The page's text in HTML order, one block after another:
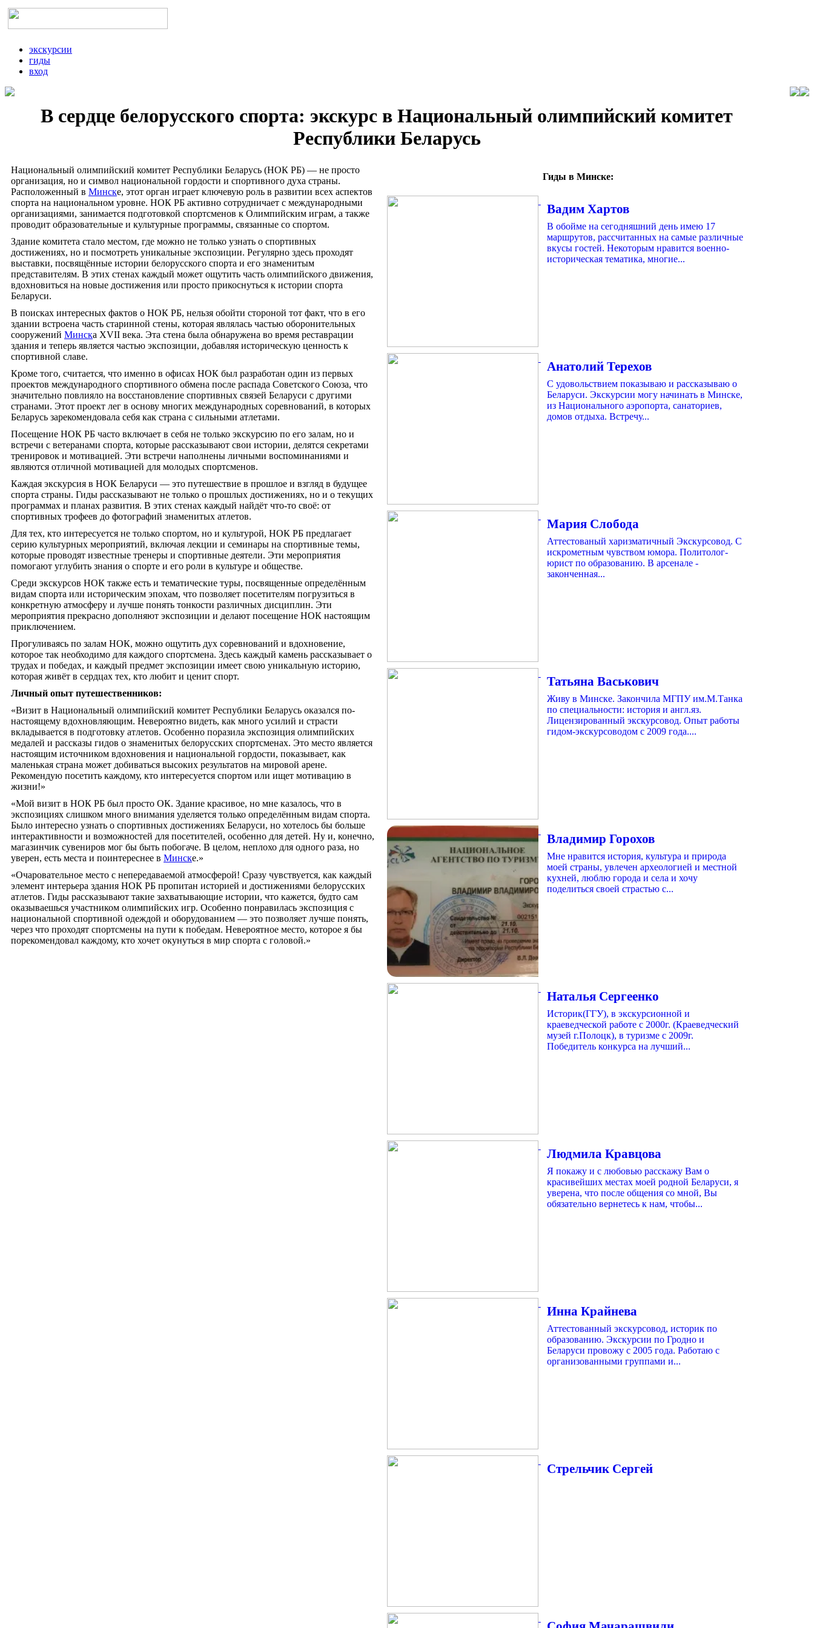
экскурсии
гиды
вход
В сердце белорусского спорта: экскурс в Национальный олимпийский комитет
Республики Беларусь
Национальный олимпийский комитет Республики Беларусь (НОК РБ) — не просто
организация, но и символ национальной гордости и спортивного духа страны.
Расположенный в Минске, этот орган играет ключевую роль в развитии всех аспектов
спорта на национальном уровне. НОК РБ активно сотрудничает с международными
организациями, занимается подготовкой спортсменов к Олимпийским играм, а также
проводит образовательные и культурные программы, связанные со спортом.
Здание комитета стало местом, где можно не только узнать о спортивных
достижениях, но и посмотреть уникальные экспозиции. Регулярно здесь проходят
выставки, посвящённые истории белорусского спорта и его знаменитым
представителям. В этих стенах каждый может ощутить часть олимпийского движения,
вдохновиться на новые достижения или просто прикоснуться к истории спорта
Беларуси.
В поисках интересных фактов о НОК РБ, нельзя обойти стороной тот факт, что в его
здании встроена часть старинной стены, которая являлась частью оборонительных
сооружений Минска XVII века. Эта стена была обнаружена во время реставрации
здания и теперь является частью экспозиции, добавляя историческую ценность к
спортивной славе.
Кроме того, считается, что именно в офисах НОК был разработан один из первых
проектов международного спортивного обмена после распада Советского Союза, что
значительно повлияло на восстановление спортивных связей Беларуси с другими
странами. Этот проект лег в основу многих международных соревнований, в которых
Беларусь зарекомендовала себя как страна с сильными атлетами.
Посещение НОК РБ часто включает в себя не только экскурсию по его залам, но и
встречи с ветеранами спорта, которые рассказывают свои истории, делятся секретами
тренировок и мотивацией. Эти встречи наполнены личными воспоминаниями и
являются отличной мотивацией для молодых спортсменов.
Каждая экскурсия в НОК Беларуси — это путешествие в прошлое и взгляд в будущее
спорта страны. Гиды рассказывают не только о прошлых достижениях, но и о текущих
программах и планах развития. В этих стенах каждый найдёт что-то своё: от
спортивных трофеев до фотографий знаменитых атлетов.
Для тех, кто интересуется не только спортом, но и культурой, НОК РБ предлагает
серию культурных мероприятий, включая лекции и семинары на спортивные темы,
которые проводят известные тренеры и спортивные деятели. Эти мероприятия
помогают углубить знания о спорте и его роли в культуре и обществе.
Среди экскурсов НОК также есть и тематические туры, посвященные определённым
видам спорта или историческим эпохам, что позволяет посетителям погрузиться в
конкретную атмосферу и лучше понять тонкости различных дисциплин. Эти
мероприятия прекрасно дополняют экспозиции и делают посещение НОК настоящим
приключением.
Прогуливаясь по залам НОК, можно ощутить дух соревнований и вдохновение,
которое так необходимо для каждого спортсмена. Здесь каждый камень рассказывает о
трудах и победах, и каждый предмет экспозиции имеет свою уникальную историю,
которая живёт в сердцах тех, кто любит и ценит спорт.
Личный опыт путешественников:
«Визит в Национальный олимпийский комитет Республики Беларусь оказался по-
настоящему вдохновляющим. Невероятно видеть, как много усилий и страсти
вкладывается в подготовку атлетов. Особенно поразила экспозиция олимпийских
медалей и рассказы гидов о знаменитых белорусских спортсменах. Это место является
настоящим источником вдохновения и национальной гордости, показывает, как
маленькая страна может добиваться высоких результатов на мировой арене.
Рекомендую посетить каждому, кто интересуется спортом или ищет мотивацию в
жизни!»
«Мой визит в НОК РБ был просто ОК. Здание красивое, но мне казалось, что в
экспозициях слишком много внимания уделяется только определённым видам спорта.
Было интересно узнать о спортивных достижениях Беларуси, но хотелось бы больше
интерактивности и возможностей для посетителей, особенно для детей. Ну и, конечно,
магазинчик сувениров мог бы быть побогаче. В целом, неплохо для одного раза, но
уверен, есть места и поинтереснее в Минске.»
«Очаровательное место с непередаваемой атмосферой! Сразу чувствуется, как каждый
элемент интерьера здания НОК РБ пропитан историей и достижениями белорусских
атлетов. Гиды рассказывают такие захватывающие истории, что кажется, будто сам
оказываешься участником олимпийских игр. Особенно понравилась экспозиция с
национальной спортивной одеждой и оборудованием — это позволяет лучше понять,
через что проходят спортсмены на пути к победам. Невероятное место, которое я бы
порекомендовал каждому, кто хочет окунуться в мир спорта с головой.»
Гиды в Минске:
Вадим Хартов
В обойме на сегодняшний день имею 17
маршрутов, рассчитанных на самые различные
вкусы гостей. Некоторым нравится военно-
историческая тематика, многие...
Анатолий Терехов
С удовольствием показываю и рассказываю о
Беларуси. Экскурсии могу начинать в Минске,
из Национального аэропорта, санаториев,
домов отдыха. Встречу...
Мария Слобода
Аттестованый харизматичный Экскурсовод. С
искрометным чувством юмора. Политолог-
юрист по образованию. В арсенале -
законченная...
Татьяна Васькович
Живу в Минске. Закончила МГПУ им.М.Танка
по специальности: история и англ.яз.
Лицензированный экскурсовод. Опыт работы
гидом-экскурсоводом с 2009 года....
Владимир Горохов
Мне нравится история, культура и природа
моей страны, увлечен археологией и местной
кухней, люблю города и села и хочу
поделиться своей страстью с...
Наталья Сергеенко
Историк(ГГУ), в экскурсионной и
краеведческой работе с 2000г. (Краеведческий
музей г.Полоцк), в туризме с 2009г.
Победитель конкурса на лучший...
Людмила Кравцова
Я покажу и с любовью расскажу Вам о
красивейших местах моей родной Беларуси, я
уверена, что после общения со мной, Вы
обязательно вернетесь к нам, чтобы...
Инна Крайнева
Аттестованный экскурсовод, историк по
образованию. Экскурсии по Гродно и
Беларуси провожу с 2005 года. Работаю с
организованными группами и...
Стрельчик Сергей